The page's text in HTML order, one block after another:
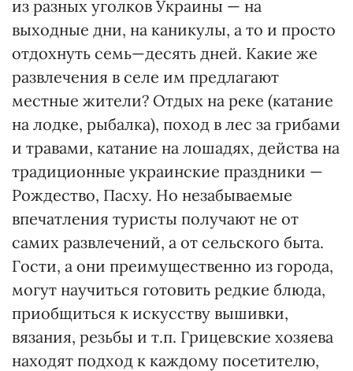
из разных уголков Украины — на
выходные дни, на каникулы, а то и просто
отдохнуть семь—десять дней. Какие же
развлечения в селе им предлагают
местные жители? Отдых на реке (катание
на лодке, рыбалка), поход в лес за грибами
и травами, катание на лошадях, действа на
традиционные украинские праздники —
Рождество, Пасху. Но незабываемые
впечатления туристы получают не от
самих развлечений, а от сельского быта.
Гости, а они преимущественно из города,
могут научиться готовить редкие блюда,
приобщиться к искусству вышивки,
вязания, резьбы и т.п. Грицевские хозяева
находят подход к каждому посетителю,